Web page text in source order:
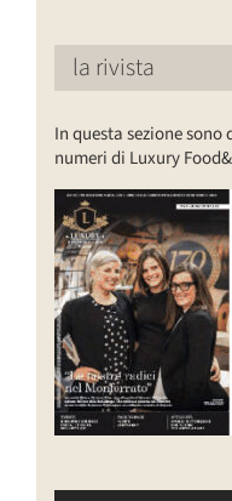
la rivista
In questa sezione
numeri di Luxury